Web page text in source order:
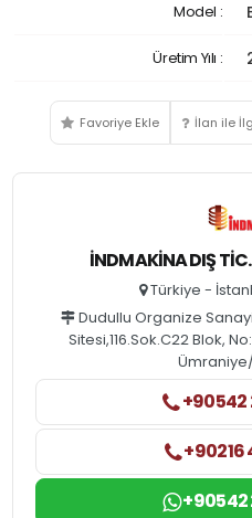
Model :
Üretim Yılı :
Favoriye Ekle İlan ile
İNDMAKİNA DIŞ
Türkiye -
Dudullu Organize
Sitesi,116.Sok.C22 Blok,
Ümraniye/
+90542
+90216
+90542